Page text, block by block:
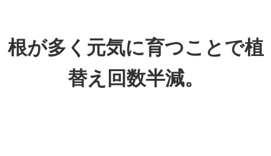
根が多く元気に育つことで植
替え回数半減。